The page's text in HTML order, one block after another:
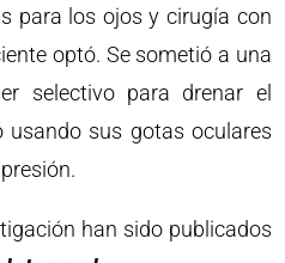
para los ojos y cirugía con
optó. Se sometió a una
selectivo para drenar el
sus gotas oculares
han sido publicados